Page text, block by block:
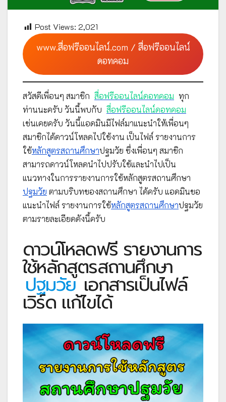
Post Views: 2,021
www.สื่อฟรีออนไลน์.com / สื่อฟรีออนไลน์
ดอทคอม
สวัสดีเพื่อนๆ สมาชิก สื่อฟรีออนไลน์ดอทคอม ทุก
ท่านนะครับ วันนี้พบกับ สื่อฟรีออนไลน์ดอทคอม
เช่นเคยครับ วันนี้แอดมินมีไฟล์มาแนะนำให้เพื่อนๆ
สมาชิกได้ดาวน์โหลดไปใช้งาน เป็นไฟล์ รายงานการ
ใช้หลักสูตรสถานศึกษาปฐมวัย ซึ่งเพื่อนๆ สมาชิก
สามารถดาวน์โหลดนำไปปรับใช้และนำไปเป็น
แนวทางในการรายงานการใช้หลักสูตรสถานศึกษา
ปฐมวัย ตามบริบทของสถานศึกษา ได้ครับ แอดมินขอ
แนะนำไฟล์ รายงานการใช้หลักสูตรสถานศึกษาปฐมวัย
ตามรายละเอียดดังนี้ครับ
ดาวน์โหลดฟรี รายงานการ
ใช้หลักสูตรสถานศึกษา
ปฐมวัย เอกสารเป็นไฟล์
เวิร์ด แก้ไขได้